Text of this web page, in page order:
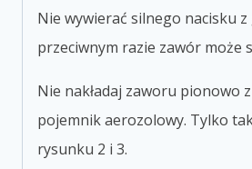
Nie wywierać silnego nacisku
przeciwnym razie zawór może
Nie nakładaj zaworu pionowo
pojemnik aerozolowy. Tylko
rysunku 2 i 3.